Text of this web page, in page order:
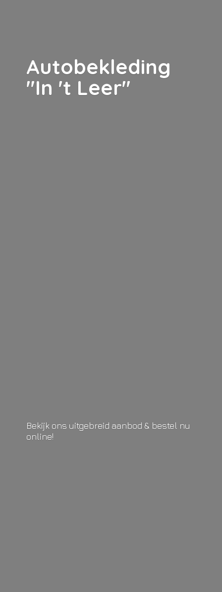
Autobekleding
"In 't Leer"
Bekijk ons uitgebreid aanbod & bestel nu
online!